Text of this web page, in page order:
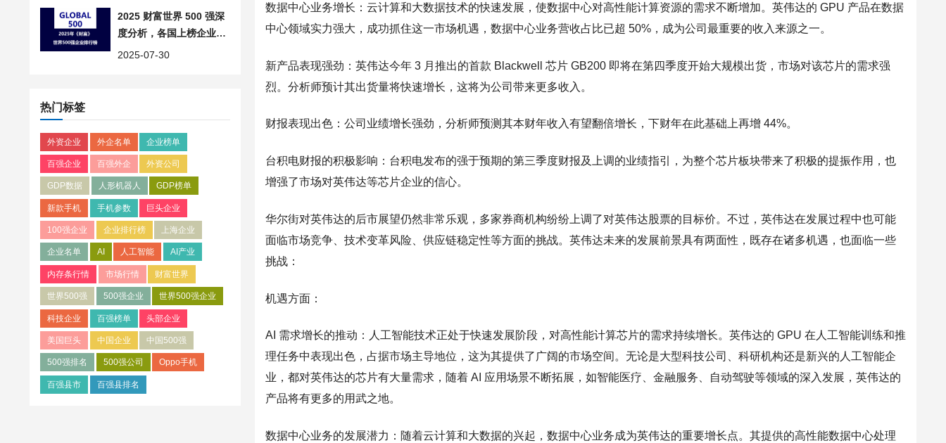
2025 财富世界 500 强深
度分析，各国上榜企业数
量与盈利能力的深层博弈
2025-07-30
热门标签
外资企业 外企名单 企业榜单
百强企业 百强外企 外资公司
GDP数据 人形机器人 GDP榜单
新款手机 手机参数 巨头企业
100强企业 企业排行榜 上海企业
企业名单 AI 人工智能 AI产业
内存条行情 市场行情 财富世界
世界500强 500强企业 世界500强企业
科技企业 百强榜单 头部企业
美国巨头 中国企业 中国500强
500强排名 500强公司 Oppo手机
百强县市 百强县排名
数据中心业务增长：云计算和大数据技术的快速发展，使数据中心对高性能计算资源的需求不断增加。英伟达的 GPU 产品在数据
中心领域实力强大，成功抓住这一市场机遇，数据中心业务营收占比已超 50%，成为公司最重要的收入来源之一。
新产品表现强劲：英伟达今年 3 月推出的首款 Blackwell 芯片 GB200 即将在第四季度开始大规模出货，市场对该芯片的需求强
烈。分析师预计其出货量将快速增长，这将为公司带来更多收入。
财报表现出色：公司业绩增长强劲，分析师预测其本财年收入有望翻倍增长，下财年在此基础上再增 44%。
台积电财报的积极影响：台积电发布的强于预期的第三季度财报及上调的业绩指引，为整个芯片板块带来了积极的提振作用，也
增强了市场对英伟达等芯片企业的信心。
华尔街对英伟达的后市展望仍然非常乐观，多家券商机构纷纷上调了对英伟达股票的目标价。不过，英伟达在发展过程中也可能
面临市场竞争、技术变革风险、供应链稳定性等方面的挑战。英伟达未来的发展前景具有两面性，既存在诸多机遇，也面临一些
挑战：
机遇方面：
AI 需求增长的推动：人工智能技术正处于快速发展阶段，对高性能计算芯片的需求持续增长。英伟达的 GPU 在人工智能训练和推
理任务中表现出色，占据市场主导地位，这为其提供了广阔的市场空间。无论是大型科技公司、科研机构还是新兴的人工智能企
业，都对英伟达的芯片有大量需求，随着 AI 应用场景不断拓展，如智能医疗、金融服务、自动驾驶等领域的深入发展，英伟达的
产品将有更多的用武之地。
数据中心业务的发展潜力：随着云计算和大数据的兴起，数据中心业务成为英伟达的重要增长点。其提供的高性能数据中心处理